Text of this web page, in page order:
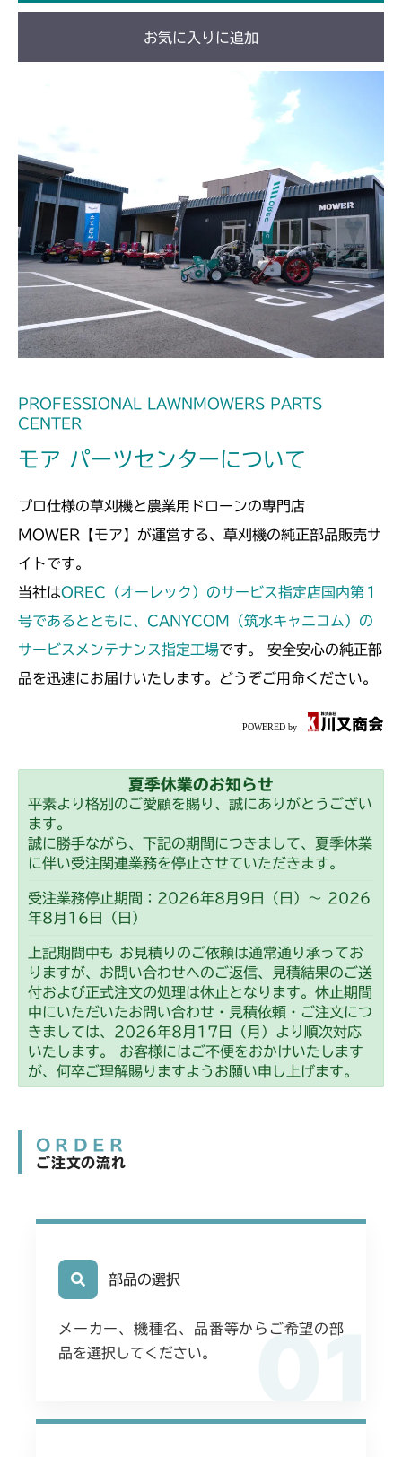
CMX1804
本体 FIG32 シート
本体 FIG33 シート(High CE USA)
CMX2202RC
本体 FIG33 シート(High USA)
本体 FIG41 シート(Asia)
本体 FIG42 シート(日本)
本体 FIG43 シート(韓国)
本体 FIG44 シート(CE)
本体 FIG27 シート
CMX2402HC
本体 FIG31 シート
本体 FIG32 シート(High CE AU
USA)
CMX2404HC/V/S
本体 FIG25 シート
CMX2502
本体 FIG29 シート
本体 FIG30 シート(High CE USA)
CMX2504
本体 FIG26 シート
CMX2508YC/YCS
本体 FIG28 シート
お気に入りに追加
PROFESSIONAL LAWNMOWERS PARTS
CENTER
モア パーツセンターについて
プロ仕様の草刈機と農業用ドローンの専門店
MOWER【モア】が運営する、草刈機の純正部品販売サ
イトです。
当社はOREC（オーレック）のサービス指定店国内第１
号であるとともに、CANYCOM（筑水キャニコム）の
サービスメンテナンス指定工場です。 安全安心の純正部
品を迅速にお届けいたします。どうぞご用命ください。
夏季休業のお知らせ
平素より格別のご愛顧を賜り、誠にありがとうござい
ます。
誠に勝手ながら、下記の期間につきまして、夏季休業
に伴い受注関連業務を停止させていただきます。
受注業務停止期間：2026年8月9日（日）～ 2026
年8月16日（日）
上記期間中も お見積りのご依頼は通常通り承ってお
りますが、お問い合わせへのご返信、見積結果のご送
付および正式注文の処理は休止となります。休止期間
中にいただいたお問い合わせ・見積依頼・ご注文につ
きましては、2026年8月17日（月）より順次対応
いたします。 お客様にはご不便をおかけいたします
が、何卒ご理解賜りますようお願い申し上げます。
ORDER
ご注文の流れ
01
部品の選択
メーカー、機種名、品番等からご希望の部
品を選択してください。